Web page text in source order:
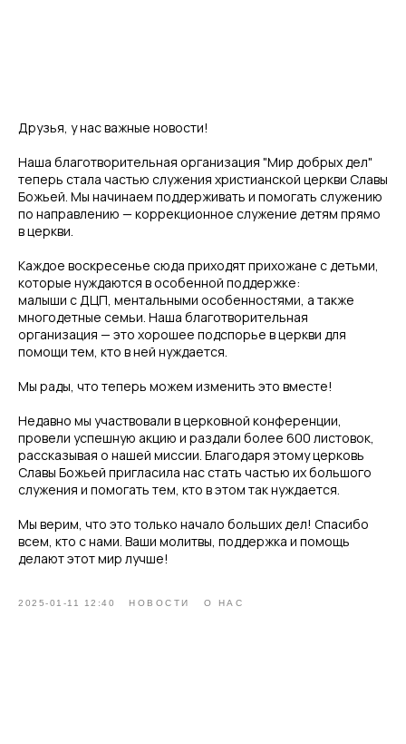
Друзья, у нас важные новости!
Наша благотворительная организация "Мир добрых дел"
теперь стала частью служения христианской церкви Славы
Божьей. Мы начинаем поддерживать и помогать служению
по направлению — коррекционное служение детям прямо
в церкви.
Каждое воскресенье сюда приходят прихожане с детьми,
которые нуждаются в особенной поддержке:
малыши с ДЦП, ментальными особенностями, а также
многодетные семьи. Наша благотворительная
организация — это хорошее подспорье в церкви для
помощи тем, кто в ней нуждается.
Мы рады, что теперь можем изменить это вместе!
Недавно мы участвовали в церковной конференции,
провели успешную акцию и раздали более 600 листовок,
рассказывая о нашей миссии. Благодаря этому церковь
Славы Божьей пригласила нас стать частью их большого
служения и помогать тем, кто в этом так нуждается.
Мы верим, что это только начало больших дел! Спасибо
всем, кто с нами. Ваши молитвы, поддержка и помощь
делают этот мир лучше!
2025-01-11 12:40 НОВОСТИ О НАС